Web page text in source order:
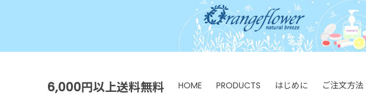
6,000円以上送料無料 HOME PRODUCTS はじめに ご注文方法